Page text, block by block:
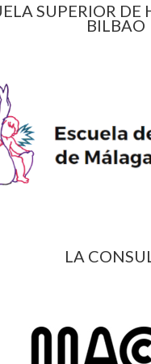
SUPERIOR DE
BILBAO
LA